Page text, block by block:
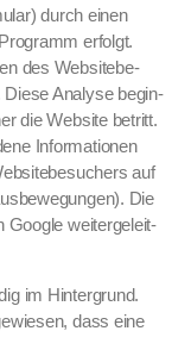
durch einen
erfol­gt.
des Web­sitebe­
Diese Analyse begin­
die Web­site betritt.
Infor­ma­tio­nen
auf
Die
Google weit­ergeleit­
im Hin­ter­grund.
dass eine